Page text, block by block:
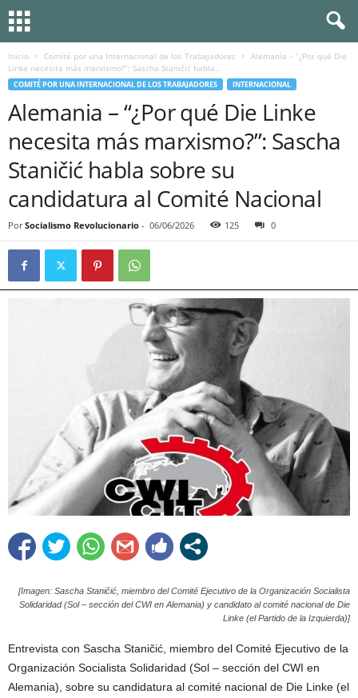
Inicio Comité por una Internacional de los Trabajadores
Alemania – “¿Por qué Die
Linke necesita más marxismo?”: Sascha Staničić habla...
COMITÉ POR UNA INTERNACIONAL DE LOS TRABAJADORES INTERNACIONAL
Alemania – “¿Por qué Die Linke
necesita más marxismo?”: Sascha
Staničić habla sobre su
candidatura al Comité Nacional
Por Socialismo Revolucionario - 06/06/2026 125 0
[Imagen: Sascha Staničić, miembro del Comité Ejecutivo de la Organización Socialista
Solidaridad (Sol – sección del CWI en Alemania) y candidato al comité nacional de Die
Linke (el Partido de la Izquierda)]
Entrevista con Sascha Staničić, miembro del Comité Ejecutivo de la
Organización Socialista Solidaridad (Sol – sección del CWI en
Alemania), sobre su candidatura al comité nacional de Die Linke (el